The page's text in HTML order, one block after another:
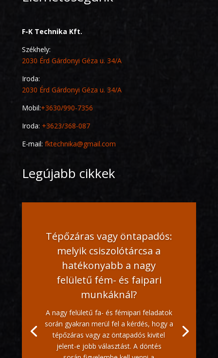
F-K Technika Kft.
Székhely:
2030 Érd Gárdonyi Géza u. 34/A
Iroda:
2030 Érd Gárdonyi Géza u. 34/A
Mobil:+3630/990-7356
Iroda: +3623/368-087
E-mail: fktechnika@gmail.com
Legújabb cikkek
Tépőzáras vagy öntapadós:
melyik csiszolótárcsa a
hatékonyabb a nagy
felületű fém- és faipari
munkáknál?
A nagy felületű fa- és fémipari feladatok
során gyakran merül fel a kérdés, hogy a
tépőzáras vagy az öntapadós kivitel
jelent-e jobb választást. A döntés